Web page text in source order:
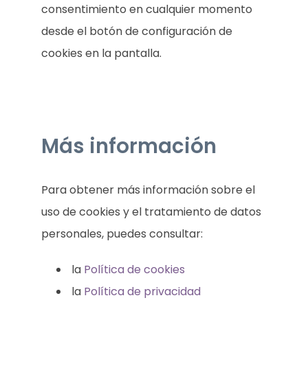
consentimiento en cualquier momento
desde el botón de configuración de
cookies en la pantalla.
Más información
Para obtener más información sobre el
uso de cookies y el tratamiento de datos
personales, puedes consultar:
la Política de cookies
la Política de privacidad